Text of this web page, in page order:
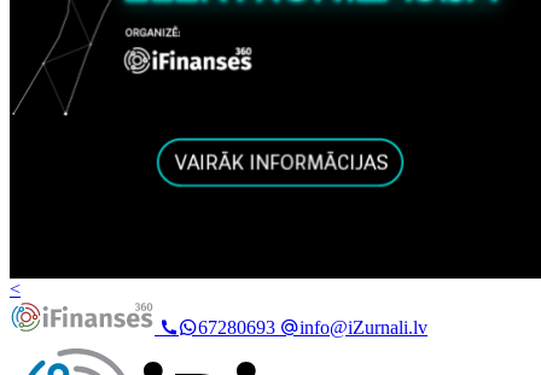
<
67280693
info@iZurnali.lv